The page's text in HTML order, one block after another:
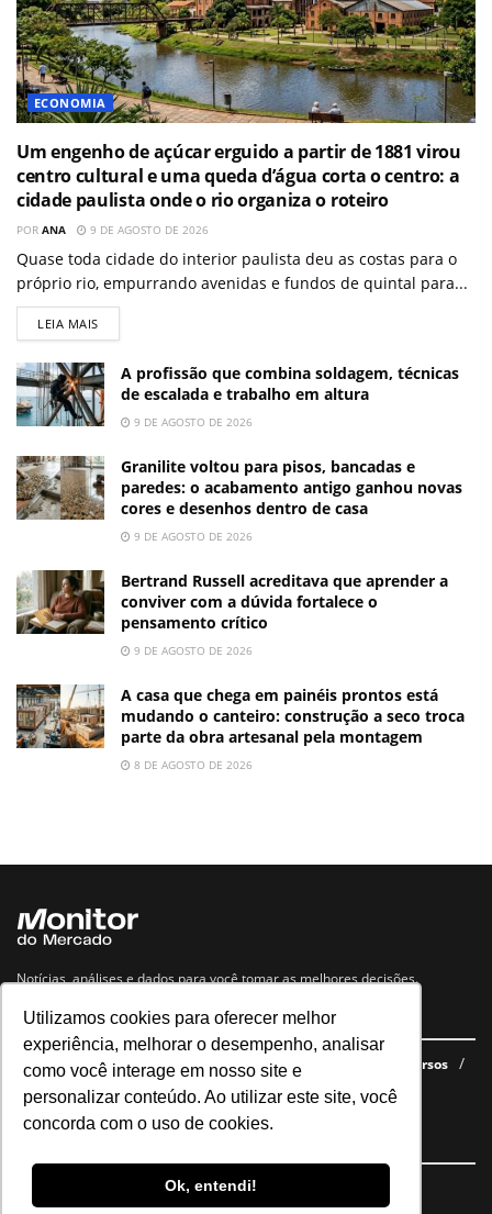
Utilizamos cookies para oferecer melhor
experiência, melhorar o desempenho, analisar
como você interage em nosso site e
personalizar conteúdo. Ao utilizar este site, você
concorda com o uso de cookies.
Ok, entendi!
ECONOMIA
Um engenho de açúcar erguido a partir de 1881 virou
centro cultural e uma queda d’água corta o centro: a
cidade paulista onde o rio organiza o roteiro
POR ANA 9 DE AGOSTO DE 2026
Quase toda cidade do interior paulista deu as costas para o
próprio rio, empurrando avenidas e fundos de quintal para...
LEIA MAIS
A profissão que combina soldagem, técnicas
de escalada e trabalho em altura
9 DE AGOSTO DE 2026
Granilite voltou para pisos, bancadas e
paredes: o acabamento antigo ganhou novas
cores e desenhos dentro de casa
9 DE AGOSTO DE 2026
Bertrand Russell acreditava que aprender a
conviver com a dúvida fortalece o
pensamento crítico
9 DE AGOSTO DE 2026
A casa que chega em painéis prontos está
mudando o canteiro: construção a seco troca
parte da obra artesanal pela montagem
8 DE AGOSTO DE 2026
Notícias, análises e dados para você tomar as melhores decisões.
Navegue no site
Últimas notícias Quem somos E-books gratuitos
Cursos
Política de privacidade